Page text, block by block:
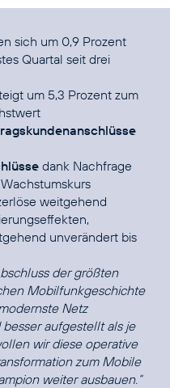
sich um 0,9 Prozent
Quartal seit drei
um 5,3 Prozent zum
dank Nachfrage
weitgehend
unverändert bis
der größten
Mobilfunkgeschichte
Netz
aufgestellt als je
wir diese operative
zum Mobile
weiter ausbauen.“